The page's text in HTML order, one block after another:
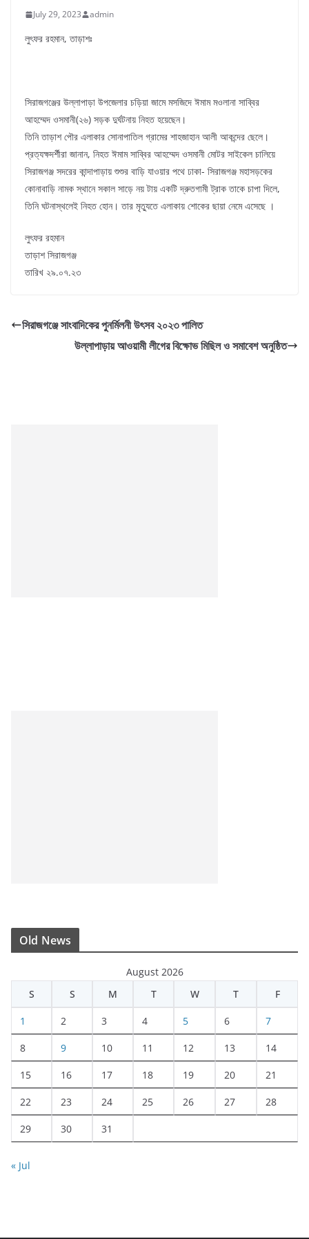
July 29, 2023 admin
লুৎফর রহমান, তাড়াশঃ
সিরাজগঞ্জের উল্লাপাড়া উপজেলার চড়িয়া জামে মসজিদে ঈমাম মওলানা সাব্বির
আহম্মেদ ওসমানী(২৬) সড়ক দুর্ঘটনায় নিহত হয়েছেন।
তিনি তাড়াশ পৌর এলাকার সোনাপাতিল গ্রামের শাহজাহান আলী আকন্দের ছেলে।
প্রত্যক্ষদর্শীরা জানান, নিহত ঈমাম সাব্বির আহম্মেদ ওসমানী মোটর সাইকেল চালিয়ে
সিরাজগঞ্জ সদরের কান্দাপাড়ায় শুশুর বাড়ি যাওয়ার পথে ঢাকা- সিরাজগঞ্জ মহাসড়কের
কোনাবাড়ি নামক স্থানে সকাল সাড়ে নয় টায় একটি দ্রুতগামী ট্রাক তাকে চাপা দিলে,
তিনি ঘটনাস্থলেই নিহত হোন। তার মৃত্যুতে এলাকায় শোকের ছায়া নেমে এসেছে ।
লুৎফর রহমান
তাড়াশ সিরাজগঞ্জ
তারিখ ২৯.০৭.২৩
সিরাজগঞ্জে সাংবাদিকের পুনর্মিলনী উৎসব ২০২৩ পালিত
উল্লাপাড়ায় আওয়ামী লীগের বিক্ষোভ মিছিল ও সমাবেশ অনুষ্ঠিত
Old News
August 2026
S
S M T W T F
1 2 3 4 5 6 7
8 9 10 11 12 13 14
15 16 17 18 19 20 21
22 23 24 25 26 27 28
29 30 31
« Jul